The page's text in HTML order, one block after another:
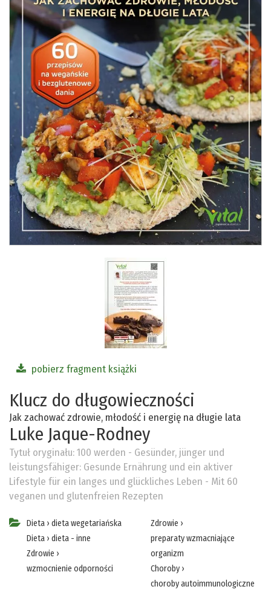
pobierz fragment książki
Klucz do długowieczności
Jak zachować zdrowie, młodość i energię na długie lata
Luke Jaque-Rodney
Tytuł oryginału:100 werden - Gesünder, jünger und
leistungsfähiger: Gesunde Ernährung und ein aktiver
Lifestyle für ein langes und glückliches Leben - Mit 60
veganen und glutenfreien Rezepten
Dieta › dieta wegetariańska
Dieta › dieta - inne
Zdrowie ›
wzmocnienie odporności
Zdrowie ›
preparaty wzmacniające
organizm
Choroby›
choroby autoimmunologiczne